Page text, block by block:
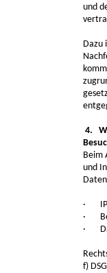
und
Dazu
4.
Beim
und
· IP
·
·
f)